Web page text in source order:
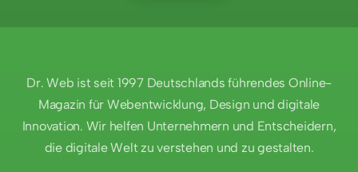
Dr. Web ist seit 1997 Deutschlands führendes Online-
Magazin für Webentwicklung, Design und digitale
Innovation. Wir helfen Unternehmern und Entscheidern,
die digitale Welt zu verstehen und zu gestalten.